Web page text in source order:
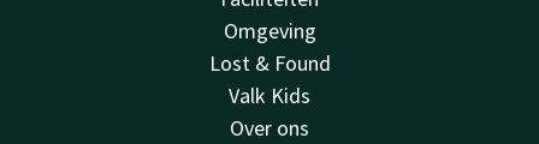
Omgeving
Lost & Found
Valk Kids
Over ons